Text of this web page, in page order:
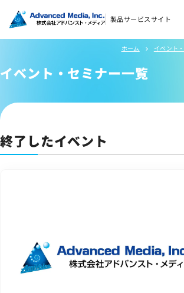
オウンドメディア
コーポレートサイト
サイトマップ
情報セキュリティポリシー
製品サービスサイト
ホーム chevron_right イベント
イベント・セミナー一覧
終了したイベント